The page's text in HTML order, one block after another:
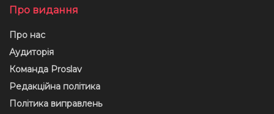
Про видання
Про нас
Аудиторія
Команда Proslav
Редакційна політика
Політика виправлень